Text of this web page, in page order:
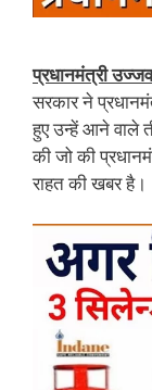
प्रधानमंत्री
सरकार ने
हुए उन्हें आने वाले
की जो की
राहत की खबर है।